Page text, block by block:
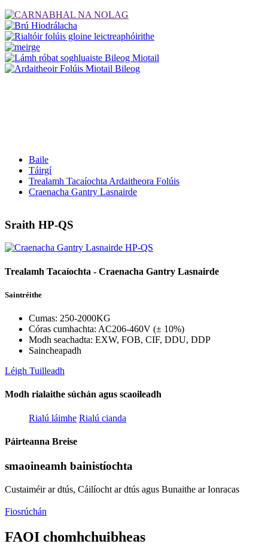
Baile
Táirgí
Trealamh Tacaíochta Ardaitheora Folúis
Craenacha Gantry Lasnairde
Sraith HP-QS
Trealamh Tacaíochta - Craenacha Gantry Lasnairde
Saintréithe
Cumas: 250-2000KG
Córas cumhachta: AC206-460V (± 10%)
Modh seachadta: EXW, FOB, CIF, DDU, DDP
Saincheapadh
Léigh Tuilleadh
Modh rialaithe súchán agus scaoileadh
Rialú láimhe Rialú cianda
Páirteanna Breise
smaoineamh bainistíochta
Custaiméir ar dtús, Cáilíocht ar dtús agus Bunaithe ar Ionracas
Fiosrúchán
FAOI chomhchuibheas